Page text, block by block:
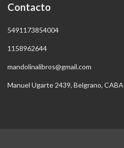
Contacto
5491173854004
1158962644
mandolinalibros@gmail.com
Manuel Ugarte 2439, Belgrano, CABA